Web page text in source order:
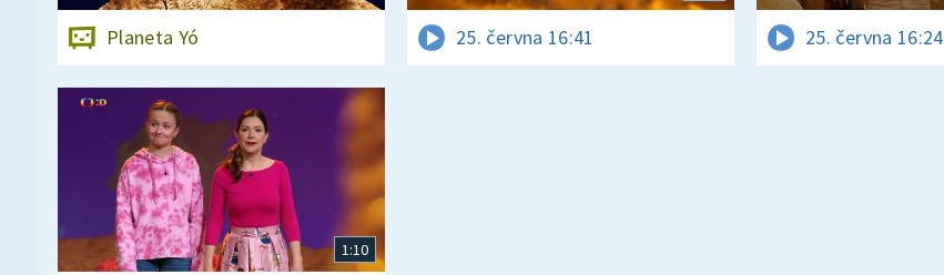
Planeta Yó 25. června 16:41 25. června 16:24
1:10